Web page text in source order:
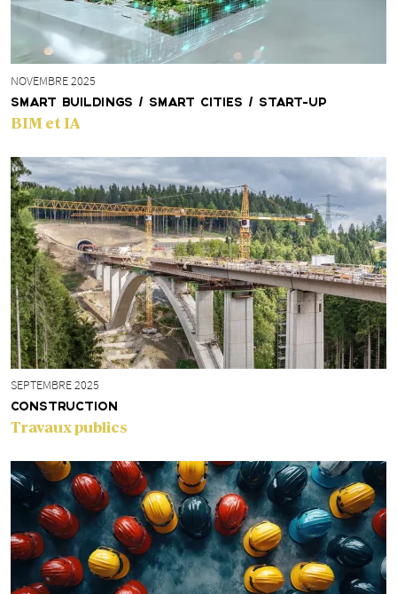
NOVEMBRE 2025
SMART BUILDINGS / SMART CITIES / START-UP
BIM et IA
SEPTEMBRE 2025
CONSTRUCTION
Travaux publics